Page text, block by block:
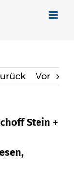
Vor
Stein +